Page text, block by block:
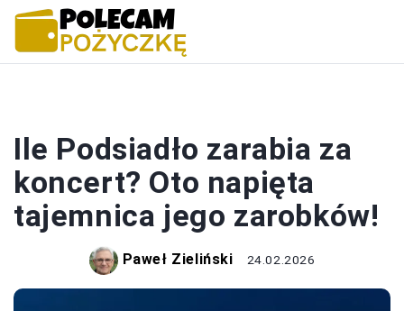
Ile Podsiadło zarabia za
koncert? Oto napięta
tajemnica jego zarobków!
Paweł Zieliński 24.02.2026